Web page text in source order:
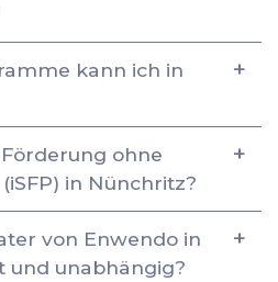
kann ich in
ohne
in Nünchritz?
von Enwendo in
und unabhängig?